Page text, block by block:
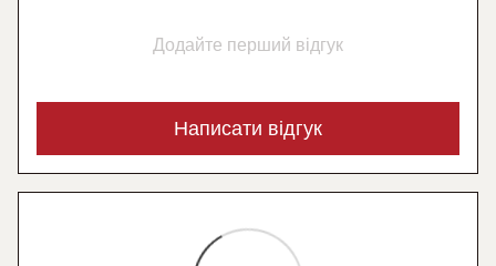
Додайте перший відгук
Написати відгук